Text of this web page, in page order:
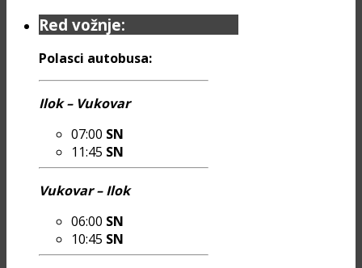
Red vožnje:
Polasci autobusa:
Ilok – Vukovar
07:00 SN
11:45 SN
Vukovar – Ilok
06:00 SN
10:45 SN